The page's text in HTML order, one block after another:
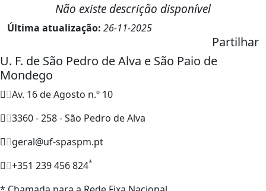
Não existe descrição disponível
Última atualização: 26-11-2025
Partilhar
U. F. de São Pedro de Alva e São Paio de
Mondego
Av. 16 de Agosto n.º 10
3360 - 258 - São Pedro de Alva
geral@uf-spaspm.pt
+351 239 456 824*